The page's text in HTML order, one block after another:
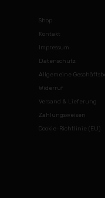
Shop
Kontakt
Impressum
Datenschutz
Allgemeine
Widerruf
Versand & Lieferung
Zahlungsweisen
Cookie-Richtlinie (EU)